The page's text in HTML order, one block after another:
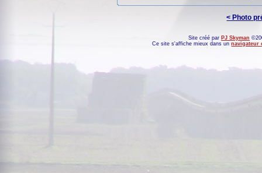
< Photo
Site créé par PJ Skyman
Ce site s'affiche mieux dans unnavigateur